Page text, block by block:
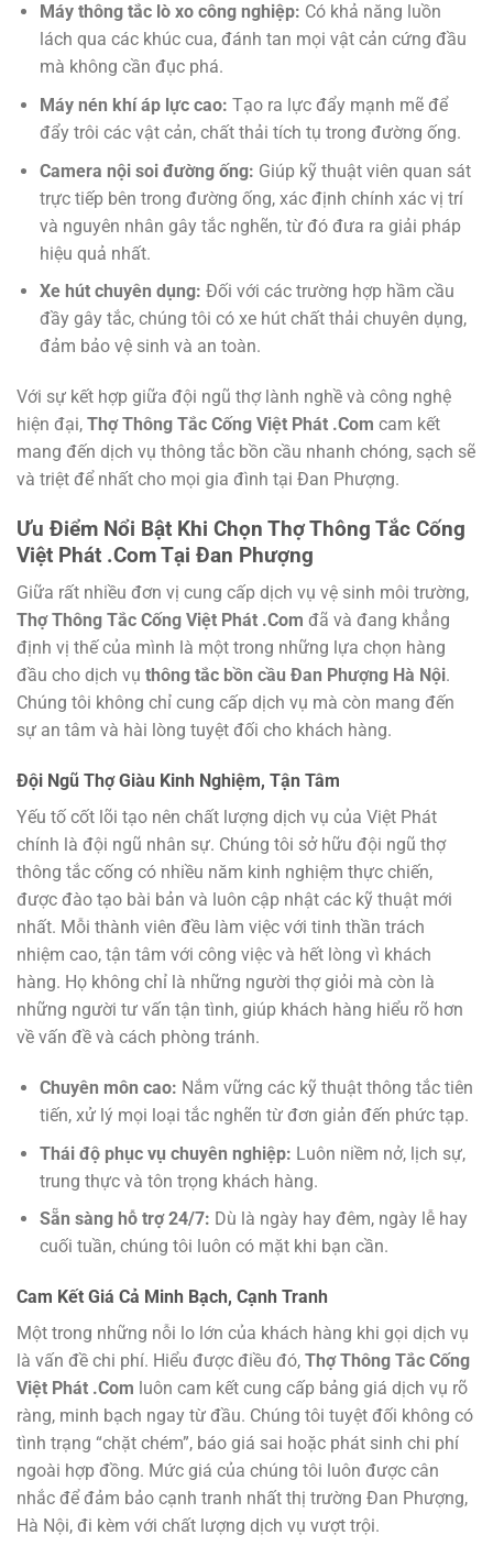
Máy thông tắc lò xo công nghiệp: Có khả năng luồn
lách qua các khúc cua, đánh tan mọi vật cản cứng đầu
mà không cần đục phá.
Máy nén khí áp lực cao: Tạo ra lực đẩy mạnh mẽ để
đẩy trôi các vật cản, chất thải tích tụ trong đường ống.
Camera nội soi đường ống: Giúp kỹ thuật viên quan sát
trực tiếp bên trong đường ống, xác định chính xác vị trí
và nguyên nhân gây tắc nghẽn, từ đó đưa ra giải pháp
hiệu quả nhất.
Xe hút chuyên dụng: Đối với các trường hợp hầm cầu
đầy gây tắc, chúng tôi có xe hút chất thải chuyên dụng,
đảm bảo vệ sinh và an toàn.
Với sự kết hợp giữa đội ngũ thợ lành nghề và công nghệ
hiện đại, Thợ Thông Tắc Cống Việt Phát .Com cam kết
mang đến dịch vụ thông tắc bồn cầu nhanh chóng, sạch sẽ
và triệt để nhất cho mọi gia đình tại Đan Phượng.
Ưu Điểm Nổi Bật Khi Chọn Thợ Thông Tắc Cống
Việt Phát .Com Tại Đan Phượng
Giữa rất nhiều đơn vị cung cấp dịch vụ vệ sinh môi trường,
Thợ Thông Tắc Cống Việt Phát .Com đã và đang khẳng
định vị thế của mình là một trong những lựa chọn hàng
đầu cho dịch vụ thông tắc bồn cầu Đan Phượng Hà Nội.
Chúng tôi không chỉ cung cấp dịch vụ mà còn mang đến
sự an tâm và hài lòng tuyệt đối cho khách hàng.
Đội Ngũ Thợ Giàu Kinh Nghiệm, Tận Tâm
Yếu tố cốt lõi tạo nên chất lượng dịch vụ của Việt Phát
chính là đội ngũ nhân sự. Chúng tôi sở hữu đội ngũ thợ
thông tắc cống có nhiều năm kinh nghiệm thực chiến,
được đào tạo bài bản và luôn cập nhật các kỹ thuật mới
nhất. Mỗi thành viên đều làm việc với tinh thần trách
nhiệm cao, tận tâm với công việc và hết lòng vì khách
hàng. Họ không chỉ là những người thợ giỏi mà còn là
những người tư vấn tận tình, giúp khách hàng hiểu rõ hơn
về vấn đề và cách phòng tránh.
Chuyên môn cao: Nắm vững các kỹ thuật thông tắc tiên
tiến, xử lý mọi loại tắc nghẽn từ đơn giản đến phức tạp.
Thái độ phục vụ chuyên nghiệp: Luôn niềm nở, lịch sự,
trung thực và tôn trọng khách hàng.
Sẵn sàng hỗ trợ 24/7: Dù là ngày hay đêm, ngày lễ hay
cuối tuần, chúng tôi luôn có mặt khi bạn cần.
Cam Kết Giá Cả Minh Bạch, Cạnh Tranh
Một trong những nỗi lo lớn của khách hàng khi gọi dịch vụ
là vấn đề chi phí. Hiểu được điều đó, Thợ Thông Tắc Cống
Việt Phát .Com luôn cam kết cung cấp bảng giá dịch vụ rõ
ràng, minh bạch ngay từ đầu. Chúng tôi tuyệt đối không có
tình trạng “chặt chém”, báo giá sai hoặc phát sinh chi phí
ngoài hợp đồng. Mức giá của chúng tôi luôn được cân
nhắc để đảm bảo cạnh tranh nhất thị trường Đan Phượng,
Hà Nội, đi kèm với chất lượng dịch vụ vượt trội.